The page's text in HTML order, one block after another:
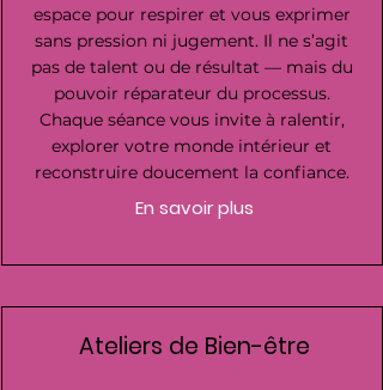
espace pour respirer et vous exprimer
sans pression ni jugement. Il ne s’agit
pas de talent ou de résultat — mais du
pouvoir réparateur du processus.
Chaque séance vous invite à ralentir,
explorer votre monde intérieur et
reconstruire doucement la confiance.
En savoir plus
Ateliers de Bien-être